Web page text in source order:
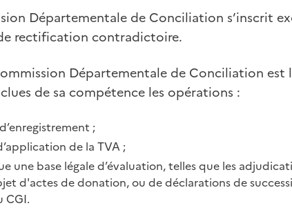
Départementale de Conciliation s’inscrit
rectification contradictoire.
Départementale de Conciliation est
de sa compétence les opérations :
;
de la TVA ;
une base légale d’évaluation, telles que les
d'actes de donation, ou de déclarations de
CGI.